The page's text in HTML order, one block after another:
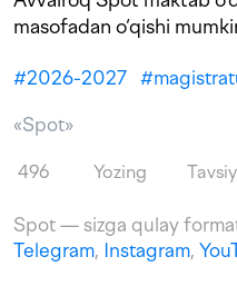
masofadan o‘qishi
#2026-2027 #
«Spot»
496 Yozing
Spot — sizga qulay
Telegram, Instagram,